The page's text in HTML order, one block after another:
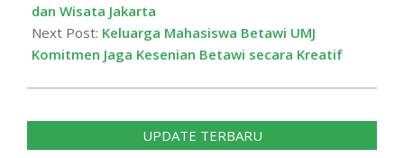
dan Wisata Jakarta
Next Post: Keluarga Mahasiswa Betawi UMJ
Komitmen Jaga Kesenian Betawi secara Kreatif
UPDATE TERBARU